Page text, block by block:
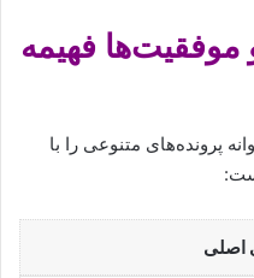
فهیمه
پرونده‌های متنوعی را با
اصلی